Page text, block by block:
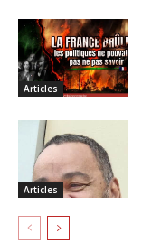
Articles
Articles